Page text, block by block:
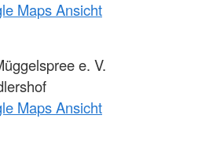
Maps Ansicht
e. V.
Maps Ansicht